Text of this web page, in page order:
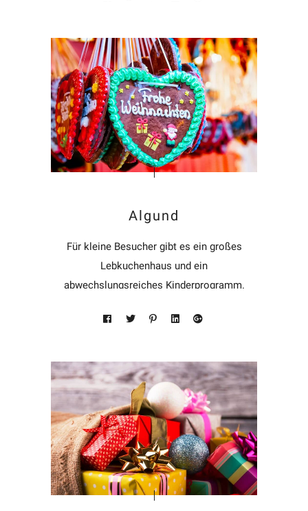
Algund
Für kleine Besucher gibt es ein großes
Lebkuchenhaus und ein
abwechslungsreiches Kinderprogramm.